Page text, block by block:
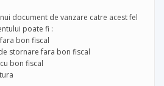
de vanzare catre acest fel
poate fi :
bon fiscal
stornare fara bon fiscal
bon fiscal